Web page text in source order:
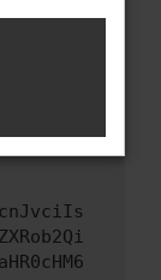
versucht
der